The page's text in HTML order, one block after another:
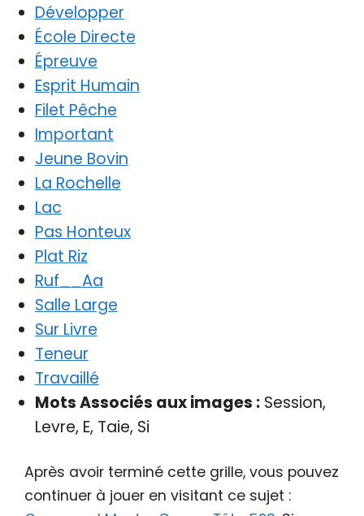
Développer
École Directe
Épreuve
Esprit Humain
Filet Pêche
Important
Jeune Bovin
La Rochelle
Lac
Pas Honteux
Plat Riz
Ruf__Aa
Salle Large
Sur Livre
Teneur
Travaillé
Mots Associés aux images :Session,
Levre, E, Taie, Si
Après avoir terminé cette grille, vous pouvez
continuer à jouer en visitant ce sujet :